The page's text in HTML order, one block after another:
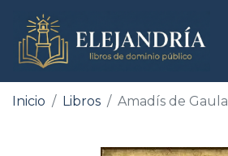
Inicio Libros Amadís de Gaula